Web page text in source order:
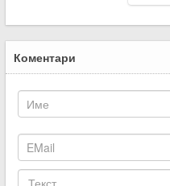
Коментари